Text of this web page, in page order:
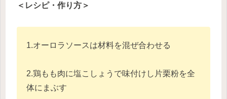
＜レシピ・作り方＞
1.オーロラソースは材料を混ぜ合わせる
2.鶏もも肉に塩こしょうで味付けし片栗粉を全
体にまぶす